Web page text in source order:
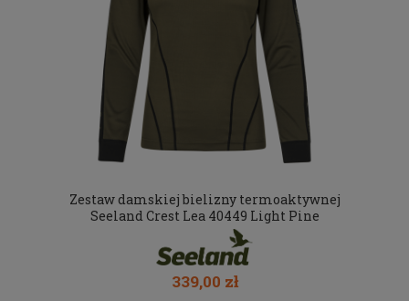
Zestaw damskiej bielizny termoaktywnej
Seeland Crest Lea 40449 Light Pine
339,00 zł